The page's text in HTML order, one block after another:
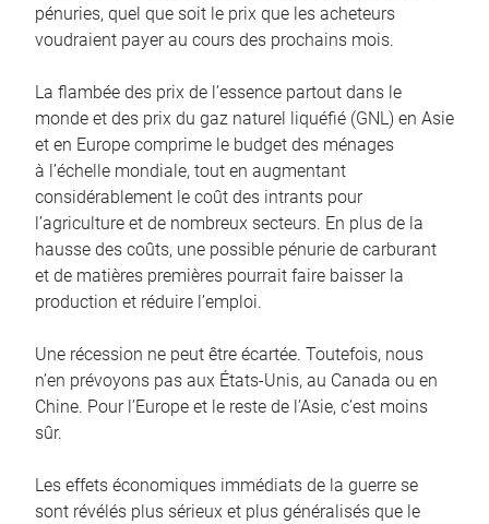
pénuries, quel que soit le prix que les acheteurs
voudraient payer au cours des prochains mois.
La flambée des prix de l’essence partout dans le
monde et des prix du gaz naturel liquéfié (GNL) en Asie
et en Europe comprime le budget des ménages
à l’échelle mondiale, tout en augmentant
considérablement le coût des intrants pour
l’agriculture et de nombreux secteurs. En plus de la
hausse des coûts, une possible pénurie de carburant
et de matières premières pourrait faire baisser la
production et réduire l’emploi.
Une récession ne peut être écartée. Toutefois, nous
n’en prévoyons pas aux États‑Unis, au Canada ou en
Chine. Pour l’Europe et le reste de l’Asie, c’est moins
sûr.
Les effets économiques immédiats de la guerre se
sont révélés plus sérieux et plus généralisés que le